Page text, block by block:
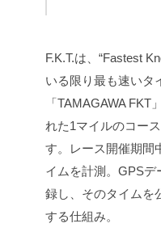
F.K.T.は、“Fastest
いる限り最も速いタ
「TAMAGAWA
れた1マイルのコー
す。レース開催期間
イムを計測。GPS
録し、そのタイムを
する仕組み。